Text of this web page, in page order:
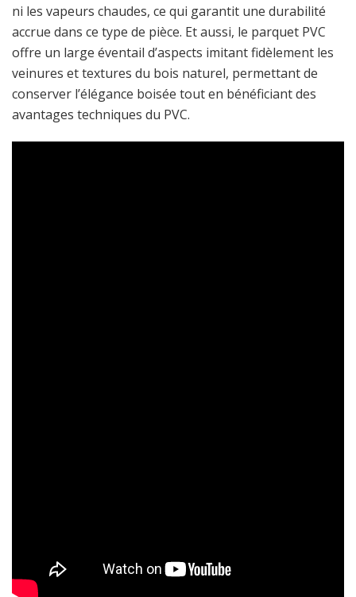
ni les vapeurs chaudes, ce qui garantit une durabilité
accrue dans ce type de pièce. Et aussi, le parquet PVC
offre un large éventail d’aspects imitant fidèlement les
veinures et textures du bois naturel, permettant de
conserver l’élégance boisée tout en bénéficiant des
avantages techniques du PVC.